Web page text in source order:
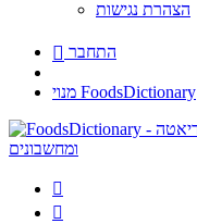
הצהרת נגישות
 התחבר
מנוי FoodsDictionary

